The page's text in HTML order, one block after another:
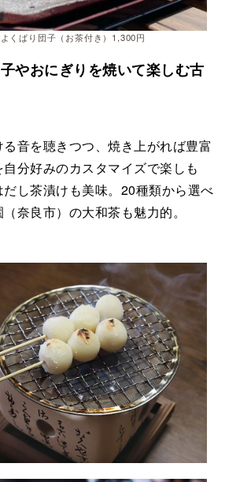
くばり団子（お茶付き）1,300円
やおにぎりを焼いて楽しむ古
音を聴きつつ、焼き上がれば豊富
分好みのカスタマイズで楽しも
だし茶漬けも美味。20種類から選べ
奈良市）の大和茶も魅力的。